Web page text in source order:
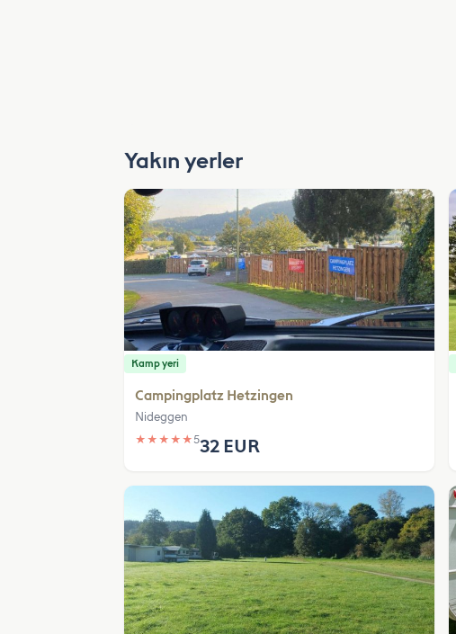
Yakın yerler
Kamp yeri
Campingplatz Hetzingen
Nideggen
★ ★ ★ ★ ★532 EUR